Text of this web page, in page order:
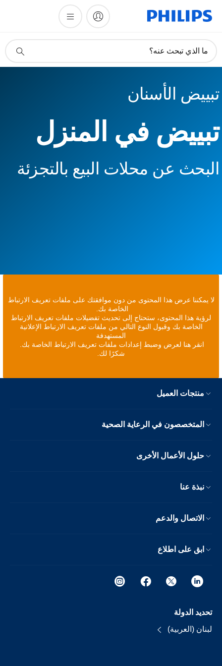
دعم
ما الذي تبحث عنه؟
تبييض الأسنان
تبييض في المنزل
البحث عن محلات البيع بالتجزئة
لا يمكننا عرض هذا المحتوى من دون موافقتك على ملفات تعريف الارتباط
الخاصة بك.
لرؤية هذا المحتوى، ستحتاج إلى تحديث تفضيلات ملفات تعريف الارتباط
الخاصة بك وقبول النوع التالي من ملفات تعريف الارتباط الإعلانية
المستهدفة
انقر هنا لعرض وضبط إعدادات ملفات تعريف الارتباط الخاصة بك.
شكرًا لك.
منتجات العميل
المتخصصون في الرعاية الصحية
حلول الأعمال الأخرى
نبذة عنا
الاتصال والدعم
ابق على اطلاع
تحديد الدولة
لبنان (العربية)